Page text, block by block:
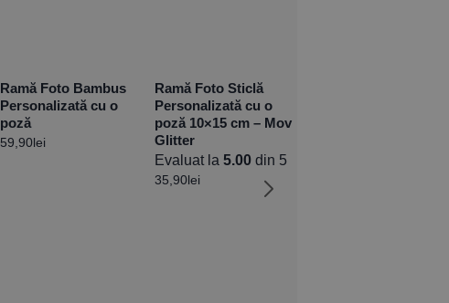
Ramă Foto Bambus
Personalizată cu o
poză
59,90lei
Ramă Foto Sticlă
Personalizată cu o
poză 10×15 cm – Mov
Glitter
Evaluat la 5.00din 5
35,90lei